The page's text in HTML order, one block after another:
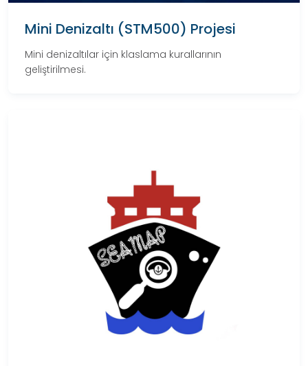
Mini Denizaltı (STM500) Projesi
Mini denizaltılar için klaslama kurallarının
geliştirilmesi.